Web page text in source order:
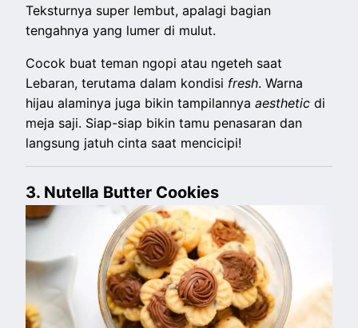
Teksturnya super lembut, apalagi bagian
tengahnya yang lumer di mulut.
Cocok buat teman ngopi atau ngeteh saat
Lebaran, terutama dalam kondisi fresh. Warna
hijau alaminya juga bikin tampilannyaaestheticdi
meja saji. Siap-siap bikin tamu penasaran dan
langsung jatuh cinta saat mencicipi!
3. Nutella Butter Cookies